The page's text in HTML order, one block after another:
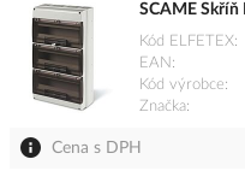
SCAME
Kód ELFETEX
EAN
Kód výrobce
Značka
Cena s DPH